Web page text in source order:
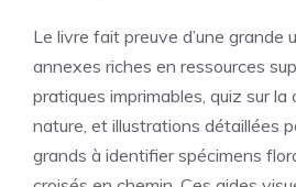
Le livre fait preuve d’une grande
annexes riches en ressources
pratiques imprimables, quiz sur la
nature, et illustrations détaillées
grands à identifier spécimens